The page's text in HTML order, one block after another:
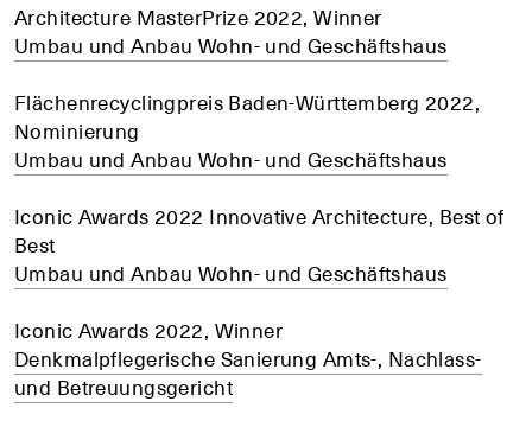
Architecture MasterPrize 2022, Winner
Umbau und Anbau Wohn- und Geschäftshaus
Flächenrecyclingpreis Baden-Württemberg 2022,
Nominierung
Umbau und Anbau Wohn- und Geschäftshaus
Iconic Awards 2022 Innovative Architecture, Best of
Best
Umbau und Anbau Wohn- und Geschäftshaus
Iconic Awards 2022, Winner
Denkmalpflegerische Sanierung Amts-, Nachlass-
und Betreuungsgericht